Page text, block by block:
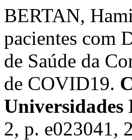
BERTAN,
pacientes com
de Saúde da
de COVID19.
Universidades
2, p. e023041,